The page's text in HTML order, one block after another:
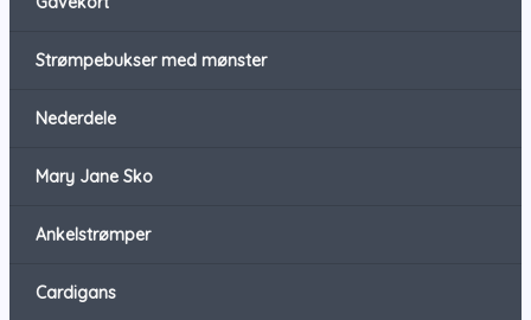
Strømpebukser med mønster
Nederdele
Mary Jane Sko
Ankelstrømper
Cardigans